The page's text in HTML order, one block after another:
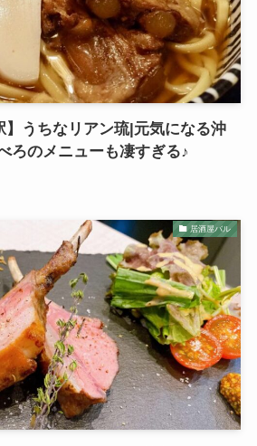
】うちなリアン琉|元気になる沖
ろのメニューも凄すぎる♪
居酒屋バル